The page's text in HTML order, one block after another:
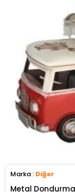
Marka : Diğer
Metal